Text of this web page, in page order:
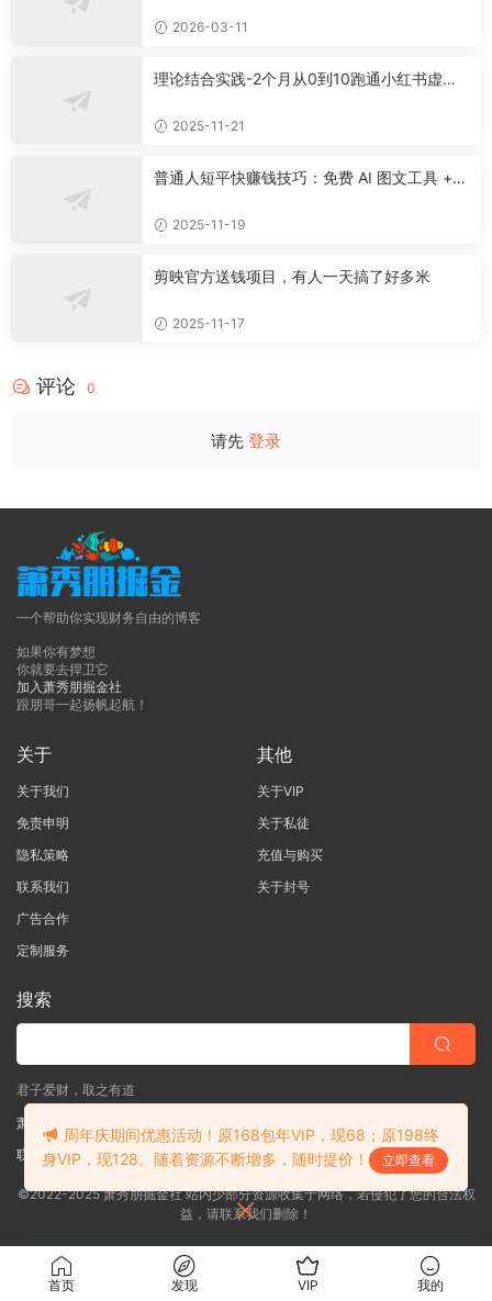
2026-03-11
理论结合实践-2个月从0到10跑通小红书虚拟
2025-11-21
普通人短平快赚钱技巧：免费 AI 图文工具 +
2025-11-19
剪映官方送钱项目，有人一天搞了好多米
2025-11-17
评论 0
请先 登录
一个帮助你实现财务自由的博客
如果你有梦想
你就要去捍卫它
加入萧秀朋掘金社
跟朋哥一起扬帆起航！
关于
关于我们
免责申明
隐私策略
联系我们
广告合作
定制服务
其他
关于VIP
关于私徒
充值与购买
关于封号
搜索
君子爱财，取之有道
萧秀朋掘金社
联系客服(说明需求，勿问在否)
©2022-2025 萧秀朋掘金社 站内少部分资源收集于网络，若侵犯了您的合法权
益，请联系我们删除！
首页 发现 VIP 我的
周年庆期间优惠活动！原168包年VIP，现68；原198终
身VIP，现128。随着资源不断增多，随时提价！
立即查看